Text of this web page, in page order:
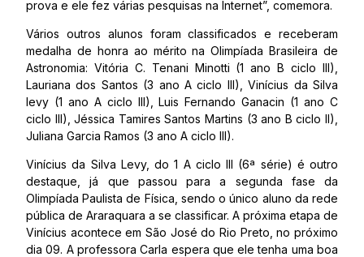
prova e ele fez várias pesquisas na Internet”, comemora.
Vários outros alunos foram classificados e receberam
medalha de honra ao mérito na Olimpíada Brasileira de
Astronomia: Vitória C. Tenani Minotti (1 ano B ciclo III),
Lauriana dos Santos (3 ano A ciclo III), Vinícius da Silva
levy (1 ano A ciclo III), Luis Fernando Ganacin (1 ano C
ciclo III), Jéssica Tamires Santos Martins (3 ano B ciclo II),
Juliana Garcia Ramos (3 ano A ciclo III).
Vinícius da Silva Levy, do 1 A ciclo III (6ª série) é outro
destaque, já que passou para a segunda fase da
Olimpíada Paulista de Física, sendo o único aluno da rede
pública de Araraquara a se classificar. A próxima etapa de
Vinícius acontece em São José do Rio Preto, no próximo
dia 09. A professora Carla espera que ele tenha uma boa